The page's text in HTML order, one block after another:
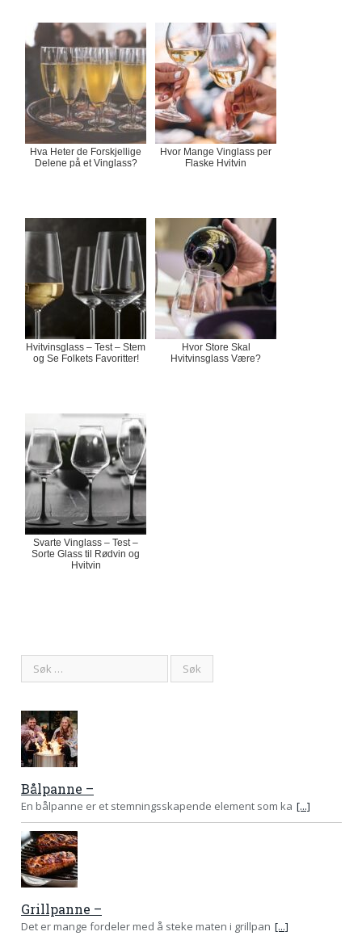
Hva Heter de Forskjellige
Delene på et Vinglass?
Hvor Mange Vinglass per
Flaske Hvitvin
Hvitvinsglass – Test – Stem
og Se Folkets Favoritter!
Hvor Store Skal
Hvitvinsglass Være?
Svarte Vinglass – Test –
Sorte Glass til Rødvin og
Hvitvin
Bålpanne –
En bålpanne er et stemningsskapende element som ka [...]
Grillpanne –
Det er mange fordeler med å steke maten i grillpan [...]